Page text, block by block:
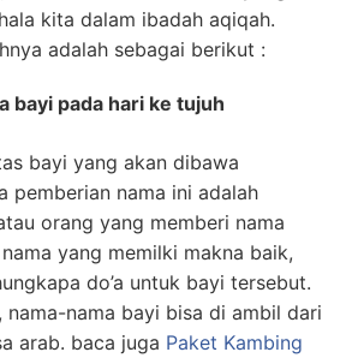
kita dalam ibadah aqiqah.
adalah sebagai berikut :
bayi pada hari ke tujuh
bayi yang akan dibawa
pemberian nama ini adalah
orang yang memberi nama
yang memilki makna baik,
do’a untuk bayi tersebut.
nama-nama bayi bisa di ambil dari
arab. baca juga Paket Kambing